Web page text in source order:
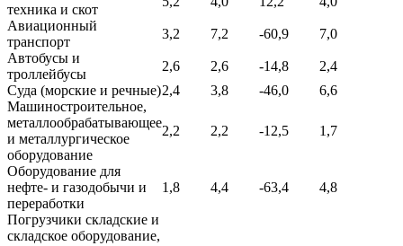
техника и скот
Авиационный
транспорт
3,2 7,2 -60,9
7,0
Автобусы и
троллейбусы
2,6 2,6 -14,8
2,4
Суда (морские и речные)2,4 3,8 -46,0
6,6
Машиностроительное,
металлообрабатывающее
и металлургическое
оборудование
2,2 2,2 -12,5 1,7
Оборудование для
нефте- и газодобычи и
переработки
1,8 4,4 -63,4 4,8
Погрузчики складские и
складское оборудование,